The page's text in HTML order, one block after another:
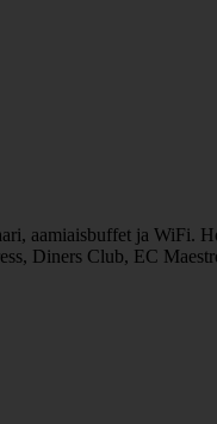
aamiaisbuffet ja
Diners Club, EC